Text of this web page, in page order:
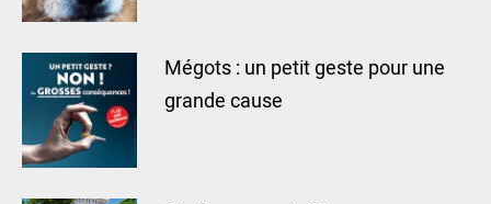
Mégots : un petit geste pour une
grande cause